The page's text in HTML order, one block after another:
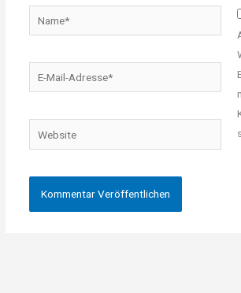
Mail-
Website